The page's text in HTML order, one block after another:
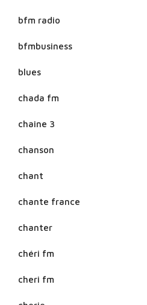
bfm radio
bfmbusiness
blues
chada fm
chaine 3
chanson
chant
chante france
chanter
chéri fm
cheri fm